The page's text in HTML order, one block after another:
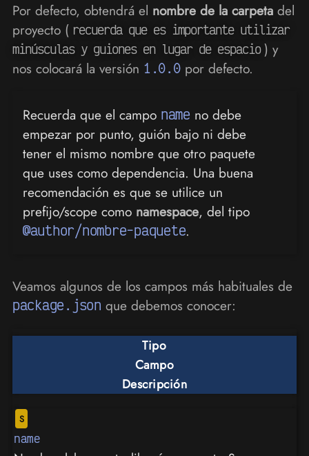
Por defecto, obtendrá el nombre de la carpetadel
proyecto ( recuerda que es importante utilizar
minúsculas y guiones en lugar de espacio ) y
nos colocará la versión 1.0.0por defecto.
Recuerda que el campo name no debe
empezar por punto, guión bajo ni debe
tener el mismo nombre que otro paquete
que uses como dependencia. Una buena
recomendación es que se utilice un
prefijo/scope como namespace, del tipo
@author/nombre-paquete.
Veamos algunos de los campos más habituales de
package.json que debemos conocer:
Tipo
Campo
Descripción
name